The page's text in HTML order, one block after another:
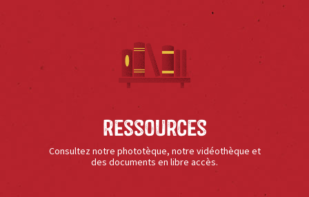
Ressources
Consultez notre phototèque, notre vidéothèque et
des documents en libre accès.